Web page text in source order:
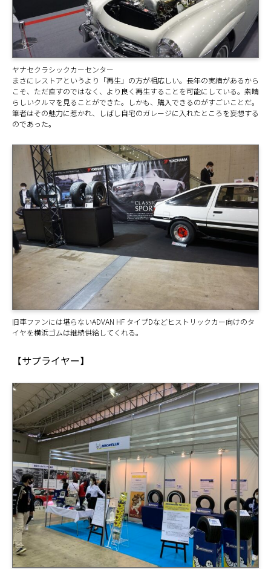
ヤナセクラシックカーセンター
まさにレストアというより「再生」の方が相応しい。長年の実績があるから
こそ、ただ直すのではなく、より良く再生することを可能にしている。素晴
らしいクルマを見ることができた。しかも、購入できるのがすごいことだ。
筆者はその魅力に惹かれ、しばし自宅のガレージに入れたところを妄想する
のであった。
旧車ファンには堪らないADVAN HF タイプDなどヒストリックカー向けのタ
イヤを横浜ゴムは継続供給してくれる。
【サプライヤー】